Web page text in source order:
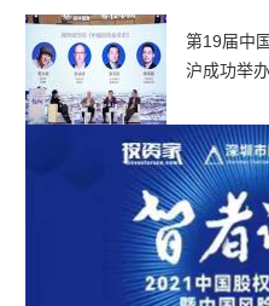
第19届中
沪成功举办